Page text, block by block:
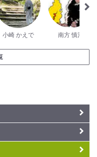
小崎 かえで 南方 慎治